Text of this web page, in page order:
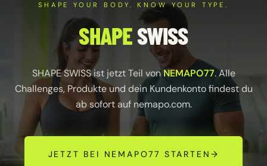
SHAPE YOUR BODY. KNOW YOUR TYPE.
SHAPESWISS
SHAPE SWISS ist jetzt Teil vonNEMAPO77. Alle
Challenges, Produkte und dein Kundenkonto findest du
ab sofort auf nemapo.com.
JETZT BEI NEMAPO77 STARTEN →